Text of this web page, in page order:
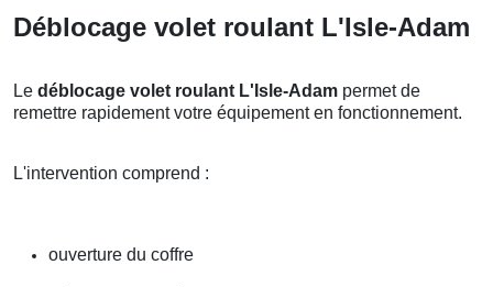
Déblocage volet roulant L'Isle-Adam
Le déblocage volet roulant L'Isle-Adam permet de
remettre rapidement votre équipement en fonctionnement.
L'intervention comprend :
ouverture du coffre